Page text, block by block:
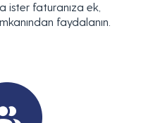
ister faturanıza ek,
faydalanın.